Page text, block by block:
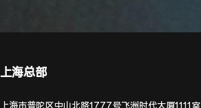
上海总部